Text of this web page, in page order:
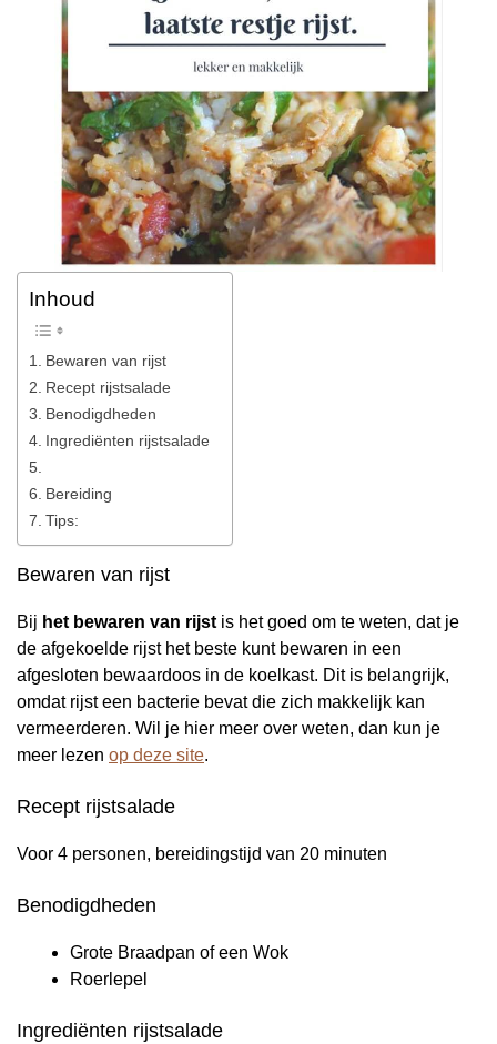
Inhoud
Bewaren van rijst
Recept rijstsalade
Benodigdheden
Ingrediënten rijstsalade
Bereiding
Tips:
Bewaren van rijst
Bij het bewaren van rijst is het goed om te weten, dat je
de afgekoelde rijst het beste kunt bewaren in een
afgesloten bewaardoos in de koelkast. Dit is belangrijk,
omdat rijst een bacterie bevat die zich makkelijk kan
vermeerderen. Wil je hier meer over weten, dan kun je
meer lezen op deze site.
Recept rijstsalade
Voor 4 personen, bereidingstijd van 20 minuten
Benodigdheden
Grote Braadpan of een Wok
Roerlepel
Ingrediënten rijstsalade